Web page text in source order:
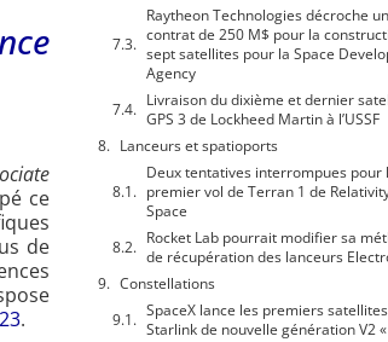
ce
de
.
Raytheon Technologies décroche un
contrat de 250 M$ pour la
sept satellites pour la Space
Agency
Livraison du dixième et dernier
GPS 3 de Lockheed Martin à l’USSF
Lanceurs et spatioports
Deux tentatives interrompues pour
premier vol de Terran 1 de
Space
Rocket Lab pourrait modifier sa
de récupération des lanceurs
Constellations
SpaceX lance les premiers satellites
Starlink de nouvelle génération V2